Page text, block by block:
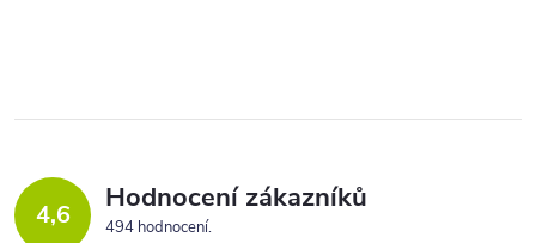
4,6 Hodnocení zákazníků
494 hodnocení